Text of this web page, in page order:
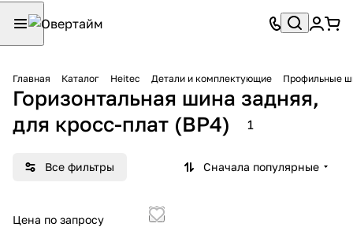
Главная Каталог Heitec Детали и комплектующие Профильные
Горизонтальная шина задняя,
для кросс-плат (BP4)
1
Все фильтры Сначала популярные
Цена по запросу